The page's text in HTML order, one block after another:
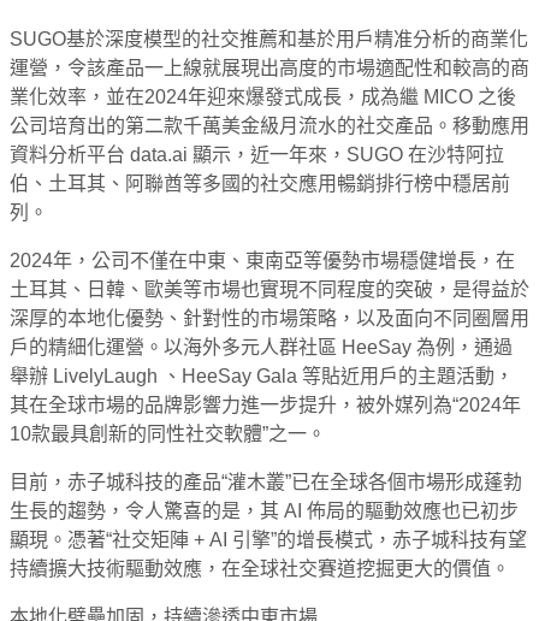
SUGO基於深度模型的社交推薦和基於用戶精准分析的商業化
運營，令該產品一上線就展現出高度的市場適配性和較高的商
業化效率，並在2024年迎來爆發式成長，成為繼 MICO 之後
公司培育出的第二款千萬美金級月流水的社交產品。移動應用
資料分析平台 data.ai 顯示，近一年來，SUGO 在沙特阿拉
伯、土耳其、阿聯酋等多國的社交應用暢銷排行榜中穩居前
列。
2024年，公司不僅在中東、東南亞等優勢市場穩健增長，在
土耳其、日韓、歐美等市場也實現不同程度的突破，是得益於
深厚的本地化優勢、針對性的市場策略，以及面向不同圈層用
戶的精細化運營。以海外多元人群社區 HeeSay 為例，通過
舉辦 LivelyLaugh 、HeeSay Gala 等貼近用戶的主題活動，
其在全球市場的品牌影響力進一步提升，被外媒列為“2024年
10款最具創新的同性社交軟體”之一。
目前，赤子城科技的產品“灌木叢”已在全球各個市場形成蓬勃
生長的趨勢，令人驚喜的是，其 AI 佈局的驅動效應也已初步
顯現。憑著“社交矩陣 + AI 引擎”的增長模式，赤子城科技有望
持續擴大技術驅動效應，在全球社交賽道挖掘更大的價值。
本地化壁壘加固，持續滲透中東市場